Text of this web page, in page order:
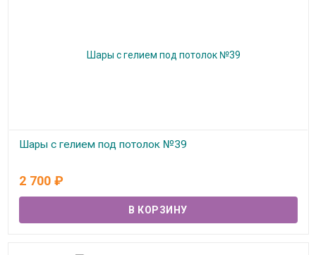
Шары с гелием под потолок №39
2 700 ₽